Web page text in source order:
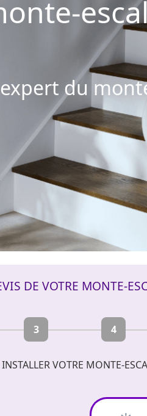
du
DE VOTRE MONTE-
3 4
VOTRE MONTE-